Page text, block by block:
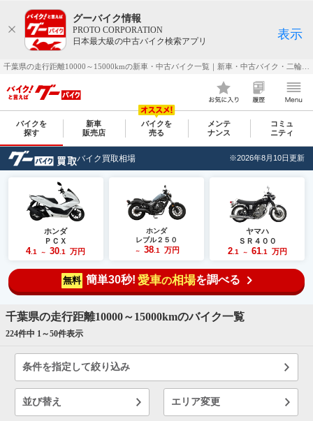
グーバイク情報
PROTO CORPORATION
日本最大級の中古バイク検索アプリ
表示
バイクを
探す
新車
販売店
バイクを
売る
メンテ
ナンス
コミュ
ニティ
バイク買取相場 ※2026年8月10日更新
ホンダ
ＰＣＸ
4.1 ～ 30 .1 万円
ホンダ
レブル２５０
～ 38.1 万円
ヤマハ
ＳＲ４００
2.1 ～ 61.1 万円
無料 簡単30秒! 愛車の相場を調べる
千葉県の走行距離10000～15000kmのバイク一覧
224件中 1～50件表示
条件を指定して絞り込み
並び替え エリア変更